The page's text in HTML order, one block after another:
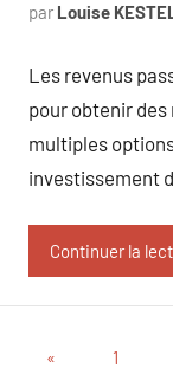
par Louise
Les revenus
pour obtenir
multiples
investissement
Continuer la
« Publications
1